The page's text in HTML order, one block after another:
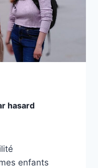
hasard
enfants